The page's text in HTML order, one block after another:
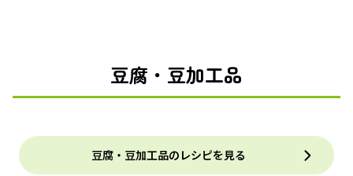
豆腐・豆加工品
豆腐・豆加工品のレシピを見る